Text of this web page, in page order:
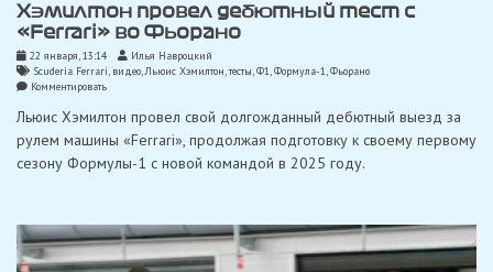
Хэмилтон провел дебютный тест с
«Ferrari» во Фьорано
22 января, 13:14
Илья Навроцкий
Scuderia Ferrari, видео,Льюис Хэмилтон,тесты,Ф1,Формула-1,Фьорано
Комментироватьon
провел
дебютный
тест
с
Льюис Хэмилтон провел свой долгожданный дебютный выезд за
рулем машины «Ferrari», продолжая подготовку к своему первому
сезону Формулы-1 с новой командой в 2025 году.